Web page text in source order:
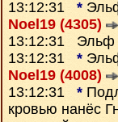
13:12:31 *
Noel19 (4305)
13:12:31 Эльф
13:12:31 *
Noel19 (4008)
13:12:31 *
кровью нанёс